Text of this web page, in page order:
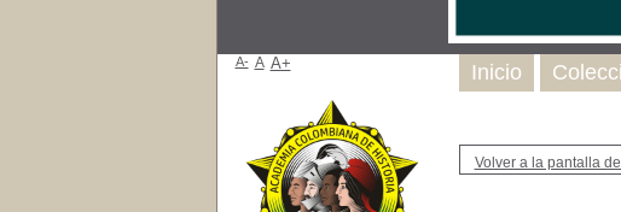
Volver a la pantalla
Inicio
A- A A+